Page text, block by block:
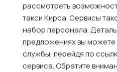
рассмотреть
такси Кирса. Сервисы
набор персонала.
предложениях вы можете
службы, перейдя по
сервиса. Обратите